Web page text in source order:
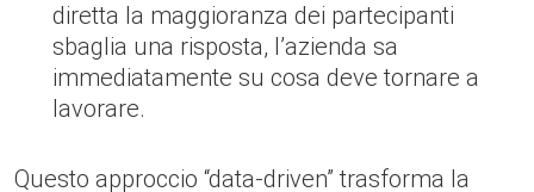
diretta la maggioranza dei partecipanti
sbaglia una risposta, l’azienda sa
immediatamente su cosa deve tornare a
lavorare.
Questo approccio “data-driven” trasforma la